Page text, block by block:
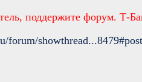
поддержите форум. Т-
forum/